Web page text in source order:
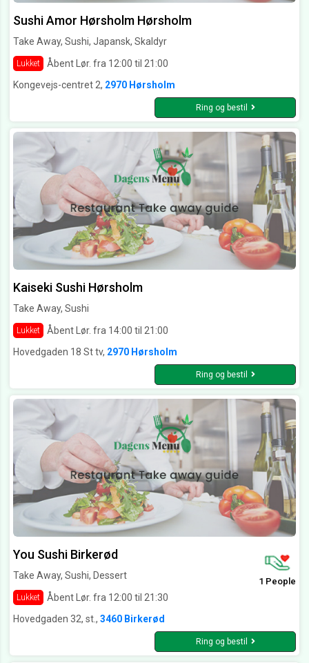
Sushi Amor Hørsholm Hørsholm
Take Away, Sushi, Japansk, Skaldyr
Lukket
Åbent Lør. fra 12:00 til 21:00
Kongevejs-centret 2, 2970 Hørsholm
Ring og bestil
Kaiseki Sushi Hørsholm
Take Away, Sushi
Lukket
Åbent Lør. fra 14:00 til 21:00
Hovedgaden 18 St tv, 2970 Hørsholm
Ring og bestil
You Sushi Birkerød
Take Away, Sushi, Dessert
Lukket Åbent Lør. fra 12:00 til 21:30
1 People
Hovedgaden 32, st., 3460 Birkerød
Ring og bestil